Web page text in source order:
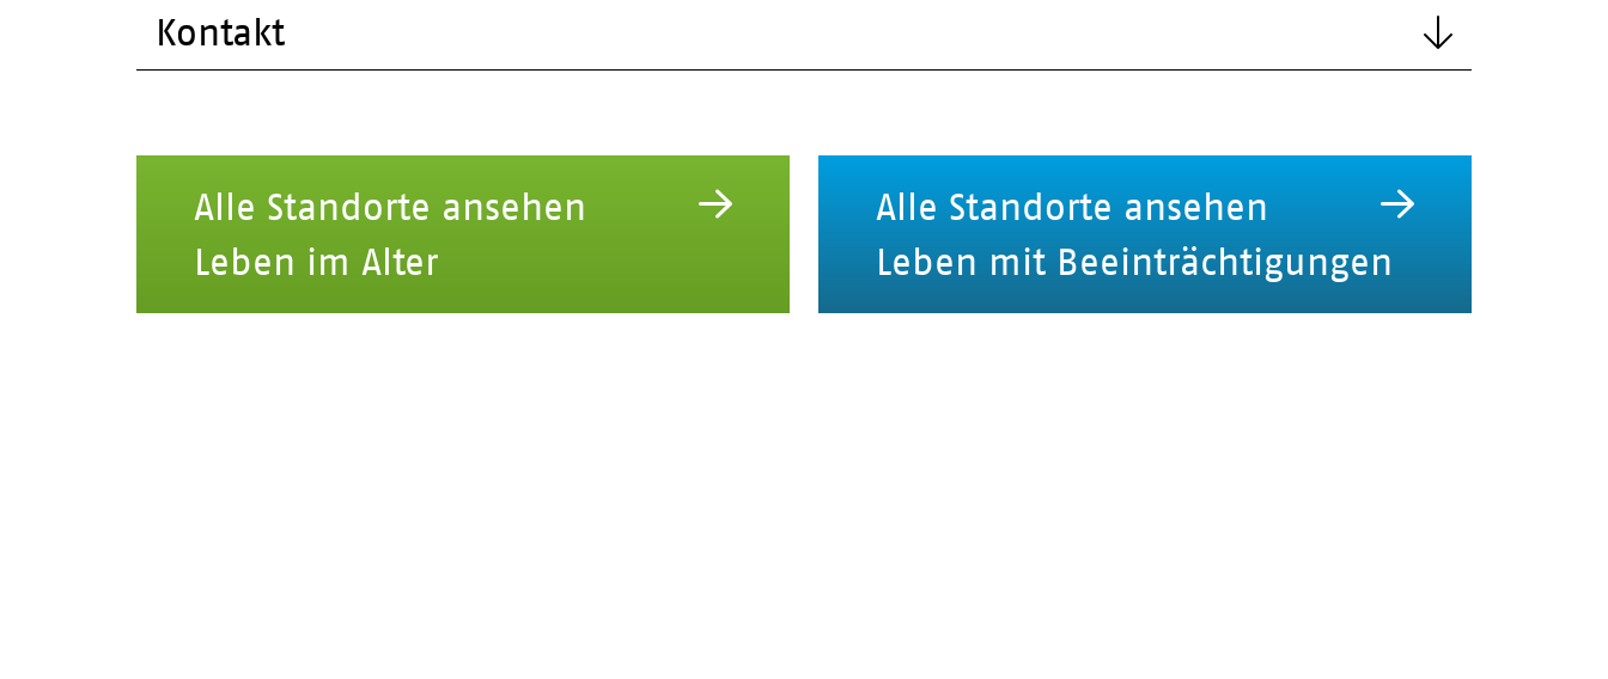
Kontakt
Alle Standorte ansehen
Leben im Alter
Alle Standorte ansehen
Leben mit Beeinträchtigungen